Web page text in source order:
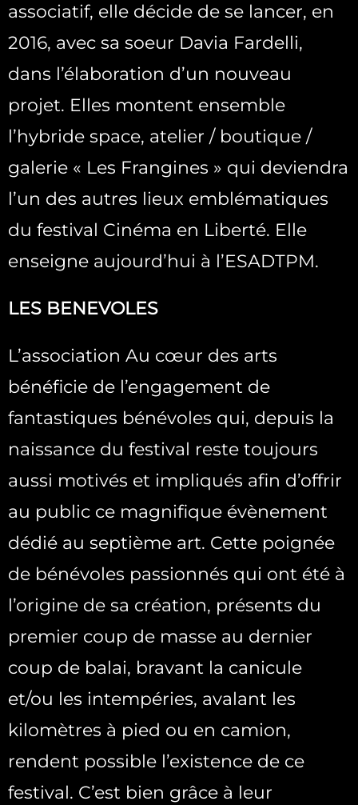
associatif, elle décide de se lancer, en
2016, avec sa soeur Davia Fardelli,
dans l’élaboration d’un nouveau
projet. Elles montent ensemble
l’hybride space, atelier / boutique /
galerie « Les Frangines » qui deviendra
l’un des autres lieux emblématiques
du festival Cinéma en Liberté. Elle
enseigne aujourd’hui à l’ESADTPM.
LES BENEVOLES
L’association Au cœur des arts
bénéficie de l’engagement de
fantastiques bénévoles qui, depuis la
naissance du festival reste toujours
aussi motivés et impliqués afin d’offrir
au public ce magnifique évènement
dédié au septième art. Cette poignée
de bénévoles passionnés qui ont été à
l’origine de sa création, présents du
premier coup de masse au dernier
coup de balai, bravant la canicule
et/ou les intempéries, avalant les
kilomètres à pied ou en camion,
rendent possible l’existence de ce
festival. C’est bien grâce à leur